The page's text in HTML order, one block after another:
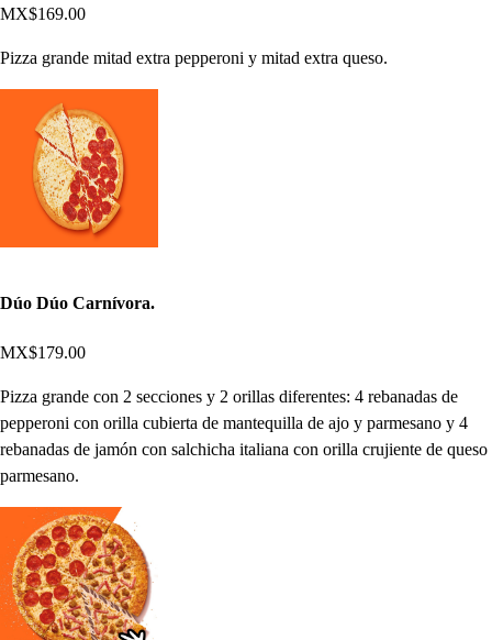
MX$169.00
Pizza grande mitad extra pepperoni y mitad extra queso.
Dúo Dúo Carnívora.
MX$179.00
Pizza grande con 2 secciones y 2 orillas diferentes: 4 rebanadas de
pepperoni con orilla cubierta de mantequilla de ajo y parmesano y 4
rebanadas de jamón con salchicha italiana con orilla crujiente de queso
parmesano.